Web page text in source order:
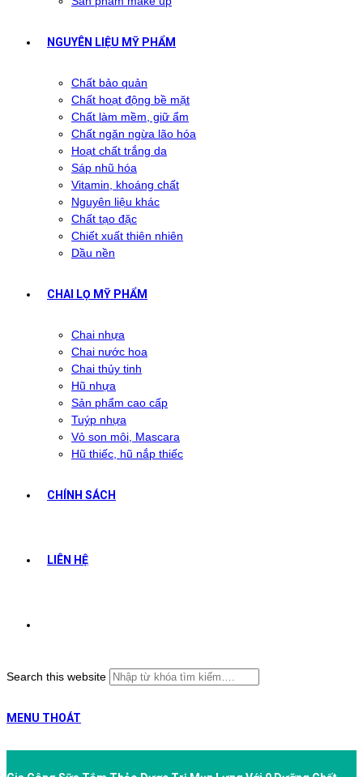
NGUYÊN LIỆU MỸ PHẨM
Chất bảo quản
Chất hoạt động bề mặt
Chất làm mềm, giữ ẩm
Chất ngăn ngừa lão hóa
Hoạt chất trắng da
Sáp nhũ hóa
Vitamin, khoáng chất
Nguyên liệu khác
Chất tạo đặc
Chiết xuất thiên nhiên
Dầu nền
CHAI LỌ MỸ PHẨM
Chai nhựa
Chai nước hoa
Chai thủy tinh
Hũ nhựa
Sản phẩm cao cấp
Tuýp nhựa
Vỏ son môi, Mascara
Hũ thiếc, hũ nắp thiếc
CHÍNH SÁCH
LIÊN HỆ
Search this website
MENU THOÁT